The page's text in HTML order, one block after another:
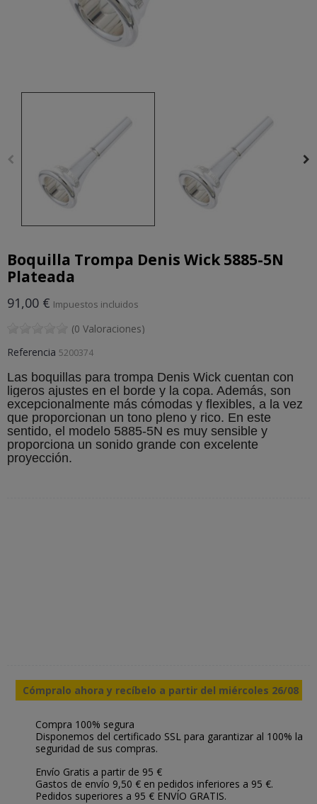
Boquilla Trompa Denis Wick 5885-5N
Plateada
91,00 € Impuestos incluidos
(0 Valoraciones)
Referencia 5200374
Las boquillas para trompa Denis Wick cuentan con
ligeros ajustes en el borde y la copa. Además, son
excepcionalmente más cómodas y flexibles, a la vez
que proporcionan un tono pleno y rico. En este
sentido, el modelo 5885-5N es muy sensible y
proporciona un sonido grande con excelente
proyección.
Cómpralo ahora y recíbelo a partir del miércoles 26/08
Compra 100% segura
Disponemos del certificado SSL para garantizar al 100% la
seguridad de sus compras.
Envío Gratis a partir de 95 €
Gastos de envío 9,50 € en pedidos inferiores a 95 €.
Pedidos superiores a 95 € ENVÍO GRATIS.